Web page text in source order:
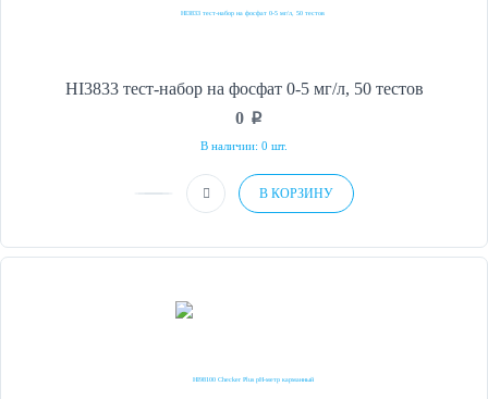
HI3833 тест-набор на фосфат 0-5 мг/л, 50 тестов
0 p
В наличии: 0 шт.
В КОРЗИНУ